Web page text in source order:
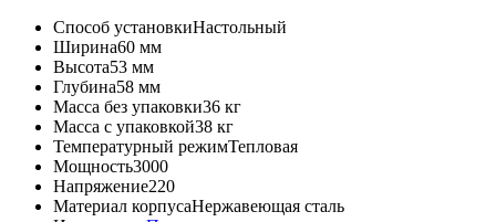
Способ установкиНастольный
Ширина60 мм
Высота53 мм
Глубина58 мм
Масса без упаковки36 кг
Масса с упаковкой38 кг
Температурный режимТепловая
Мощность3000
Напряжение220
Материал корпусаНержавеющая сталь